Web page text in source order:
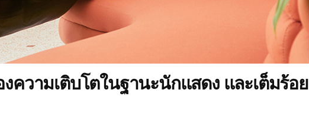
ความเติบโตในฐานะนักแสดง และเต็มร้อย